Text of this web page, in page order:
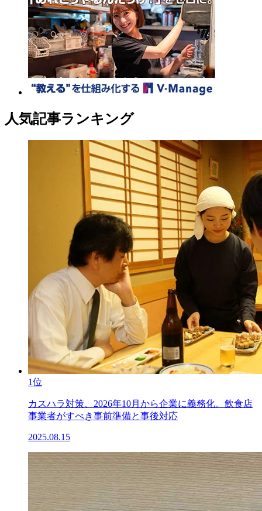
人気記事ランキング
1位
カスハラ対策、2026年10月から企業に義務化。飲食店
事業者がすべき事前準備と事後対応
2025.08.15